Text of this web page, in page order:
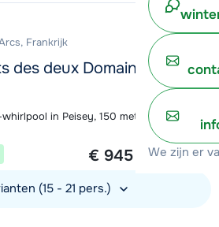
We zijn er
Frankrijk
des deux Domaines
in Peisey, 150 meter van de piste
1 week vanaf
€ 945 per persoon
(15 - 21 pers.)